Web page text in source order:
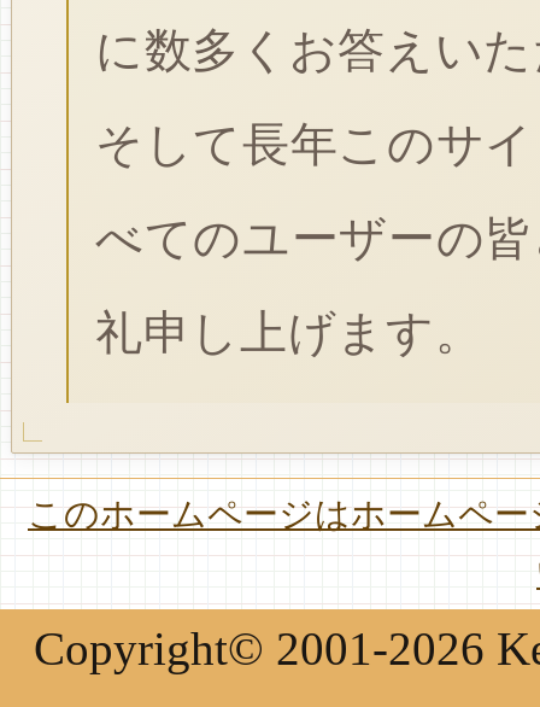
に数多くお答えい
そして長年このサ
べてのユーザーの
礼申し上げます。
このホームページはホームペ
Copyright© 2001-2026